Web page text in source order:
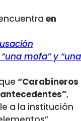
en
mofa” y “una
“Carabineros
,
a la institución